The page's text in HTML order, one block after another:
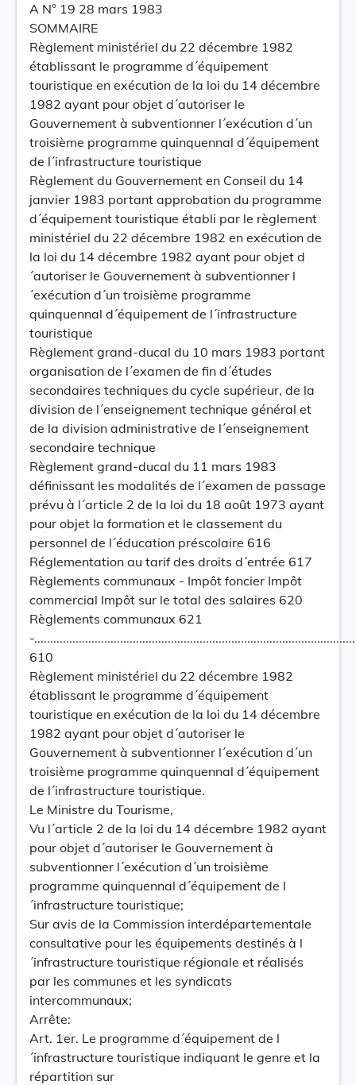
A N° 19 28 mars 1983
SOMMAIRE
Règlement ministériel du 22 décembre 1982
établissant le programme d´équipement
touristique en exécution de la loi du 14 décembre
1982 ayant pour objet d´autoriser le
Gouvernement à subventionner l´exécution d´un
troisième programme quinquennal d´équipement
de l´infrastructure touristique
Règlement du Gouvernement en Conseil du 14
janvier 1983 portant approbation du programme
d´équipement touristique établi par le règlement
ministériel du 22 décembre 1982 en exécution de
la loi du 14 décembre 1982 ayant pour objet d
´autoriser le Gouvernement à subventionner l
´exécution d´un troisième programme
quinquennal d´équipement de l´infrastructure
touristique
Règlement grand-ducal du 10 mars 1983 portant
organisation de l´examen de fin d´études
secondaires techniques du cycle supérieur, de la
division de l´enseignement technique général et
de la division administrative de l´enseignement
secondaire technique
Règlement grand-ducal du 11 mars 1983
définissant les modalités de l´examen de passage
prévu à l´article 2 de la loi du 18 août 1973 ayant
pour objet la formation et le classement du
personnel de l´éducation préscolaire 616
Réglementation au tarif des droits d´entrée 617
Règlements communaux - Impôt foncier Impôt
commercial Impôt sur le total des salaires 620
Règlements communaux 621
-
610
Règlement ministériel du 22 décembre 1982
établissant le programme d´équipement
touristique en exécution de la loi du 14 décembre
1982 ayant pour objet d´autoriser le
Gouvernement à subventionner l´exécution d´un
troisième programme quinquennal d´équipement
de l´infrastructure touristique.
Le Ministre du Tourisme,
Vu l´article 2 de la loi du 14 décembre 1982 ayant
pour objet d´autoriser le Gouvernement à
subventionner l´exécution d´un troisième
programme quinquennal d´équipement de l
´infrastructure touristique;
Sur avis de la Commission interdépartementale
consultative pour les équipements destinés à l
´infrastructure touristique régionale et réalisés
par les communes et les syndicats
intercommunaux;
Arrête:
Art. 1er. Le programme d´équipement de l
´infrastructure touristique indiquant le genre et la
répartition sur